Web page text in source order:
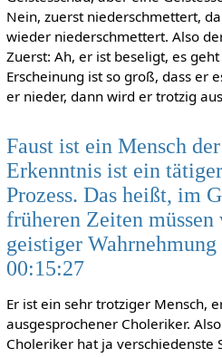
Nein, zuerst niederschmettert,
wieder niederschmettert. Also
Zuerst: Ah, er ist beseligt, es
Erscheinung ist so groß, dass er
er nieder, dann wird er trotzig
Faust ist ein Mensch
Erkenntnis ist ein
Prozess. Das heißt, im
früheren Zeiten müssen
geistiger
00:15:27
Er ist ein sehr trotziger Mensch,
ausgesprochener Choleriker. Also
Choleriker hat ja verschiedenste